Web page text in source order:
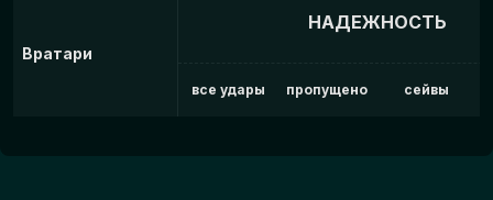
Вратари
НАДЕЖНОСТЬ
все удары пропущено сейвы